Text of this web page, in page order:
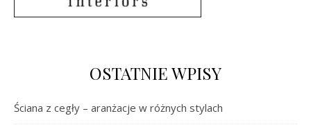
OSTATNIE WPISY
Ściana z cegły – aranżacje w różnych stylach